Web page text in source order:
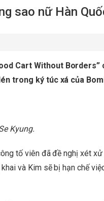
sao nữ Hàn
Cart Without Borders”
trong ký túc xá của
Kyung.
tố viên đã đề nghị xét xử
và Kim sẽ bị hạn chế